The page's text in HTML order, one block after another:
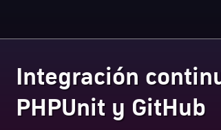
Styde.net
Integración
PHPUnit y GitHub